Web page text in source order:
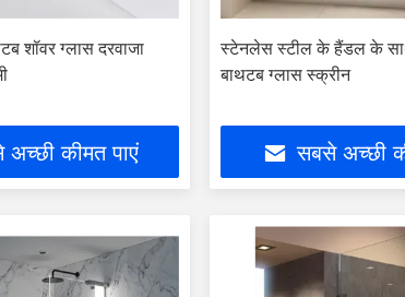
शॉवर ग्लास दरवाजा
कीमत पाएं
स्टेनलेस स्टील के हैंडल के साथ
बाथटब ग्लास स्क्रीन
सबसे अच्छी